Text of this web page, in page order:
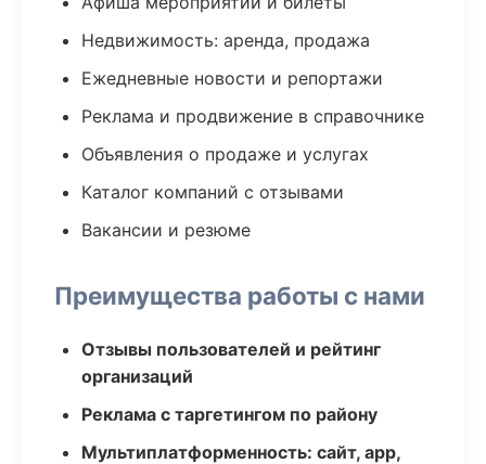
Недвижимость: аренда, продажа
Ежедневные новости и репортажи
Реклама и продвижение в справочнике
Объявления о продаже и услугах
Каталог компаний с отзывами
Вакансии и резюме
Преимущества работы с нами
Отзывы пользователей и рейтинг
организаций
Реклама с таргетингом по району
Мультиплатформенность: сайт, app,